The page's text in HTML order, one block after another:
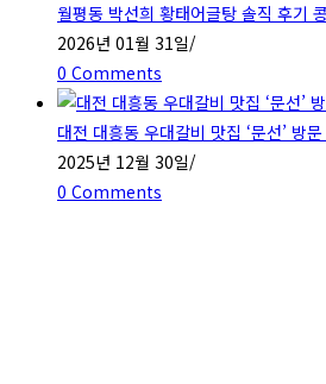
월평동 박선희 황태어글탕 솔직 후기
2026년 01월 31일/
0 Comments
대전 대흥동 우대갈비 맛집 ‘문선’ 방문
2025년 12월 30일/
0 Comments